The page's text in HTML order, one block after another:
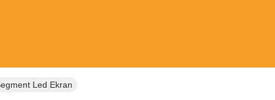
Led Ekran